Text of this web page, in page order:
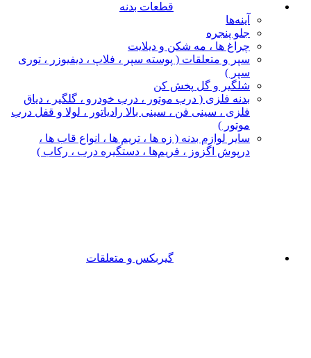
قطعات بدنه
آینه‌ها
جلو پنجره
چراغ‌ ها ، مه‌ شکن و دیلایت
سپر و متعلقات ( پوسته سپر ، فلاپ ، دیفیوزر ، توری
سپر )
شلگیر و گل‌ پخش‌ کن
بدنه فلزی ( درب موتور ، درب خودرو ، گلگیر ، دیاق
فلزی ، سینی فن ، سینی بالا رادیاتور ، لولا و قفل درب
موتور )
سایر لوازم بدنه ( زه ها ، تریم ها ، انواع قاب ها ،
درپوش اگزوز ، فریم‌ها ، دستگیره درب ، رکاب )
گیربکس و متعلقات